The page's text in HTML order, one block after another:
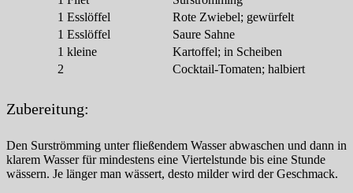
1 Esslöffel
Rote Zwiebel; gewürfelt
1 Esslöffel
Saure Sahne
1 kleine
Kartoffel; in Scheiben
2
Cocktail-Tomaten; halbiert
Zubereitung:
Den Surströmming unter fließendem Wasser abwaschen und dann in
klarem Wasser für mindestens eine Viertelstunde bis eine Stunde
wässern. Je länger man wässert, desto milder wird der Geschmack.